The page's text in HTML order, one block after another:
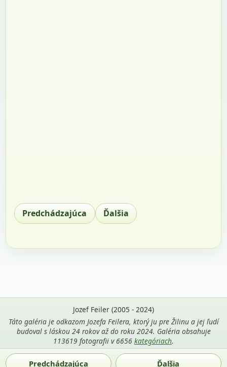
Predchádzajúca Ďalšia
Predchádzajúca Ďalšia
Jozef Feiler (2005 - 2024)
Táto galéria je odkazom Jozefa Feilera, ktorý ju pre Žilinu a jej ľudí
budoval s láskou 24 rokov až do roku 2024. Galéria obsahuje
113619 fotografii v 6656 kategóriach.
Použitie fotografií z tejto stránky je povolené len s uvedením